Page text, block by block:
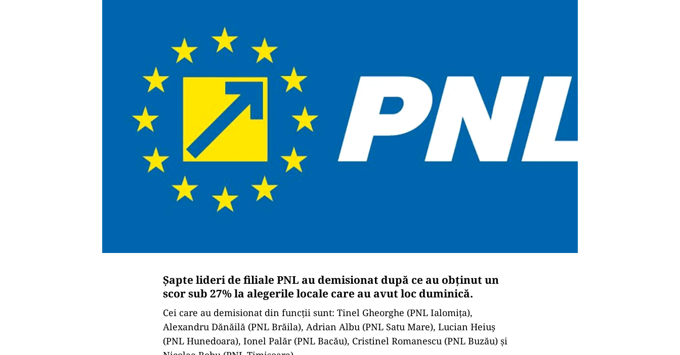
Șapte lideri de filiale PNL au demisionat după ce au obţinut un
scor sub 27% la alegerile locale care au avut loc duminică.
Cei care au demisionat din funcţii sunt: Tinel Gheorghe (PNL Ialomiţa),
Alexandru Dănăilă (PNL Brăila), Adrian Albu (PNL Satu Mare), Lucian Heiuş
(PNL Hunedoara), Ionel Palăr (PNL Bacău), Cristinel Romanescu (PNL Buzău) şi